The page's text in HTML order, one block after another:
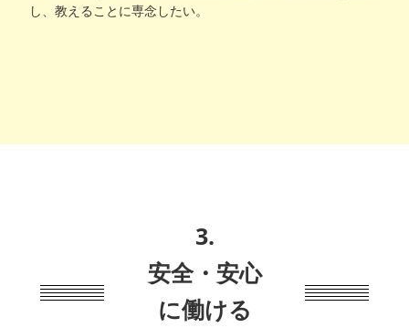
し、教えることに専念したい。
3.
安全・安心
に働ける